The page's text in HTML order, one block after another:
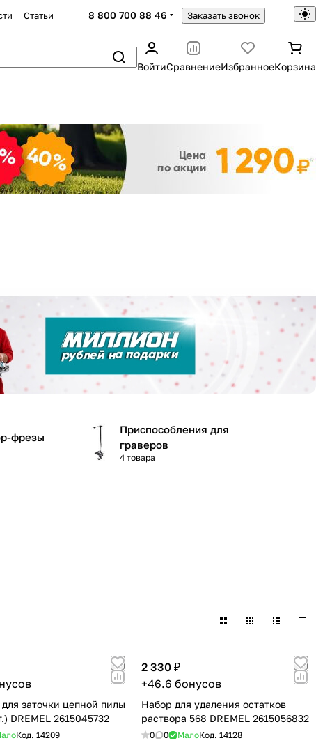
Статьи 8 800 700 88 46 Заказать звонок
ВойтиСравнениеИзбранноеКорзина
фрезы
Приспособления для
граверов
4 товара
заточки цепной пилы
DREMEL 2615045732
Код. 14209
2 330 ₽
+46.6 бонусов
Набор для удаления остатков
раствора 568 DREMEL 2615056832
0 0 МалоКод. 14128